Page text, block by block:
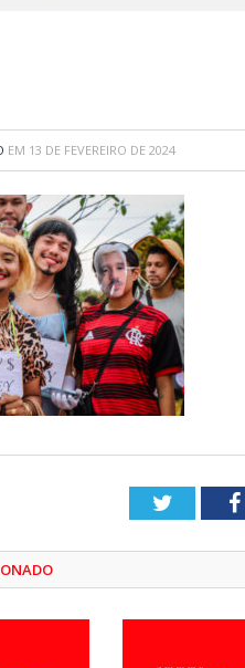
EM 13 DE FEVEREIRO DE 2024
Twitter